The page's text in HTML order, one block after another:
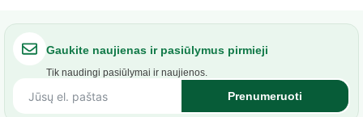
Gaukite naujienas ir pasiūlymus pirmieji
Tik naudingi pasiūlymai ir naujienos.
Prenumeruoti